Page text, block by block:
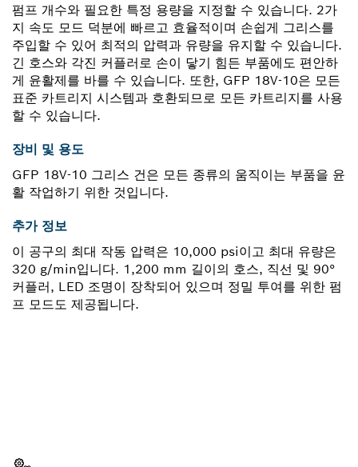
펌프 개수와 필요한 특정 용량을 지정할 수 있습니다. 2가
지 속도 모드 덕분에 빠르고 효율적이며 손쉽게 그리스를
주입할 수 있어 최적의 압력과 유량을 유지할 수 있습니다.
긴 호스와 각진 커플러로 손이 닿기 힘든 부품에도 편안하
게 윤활제를 바를 수 있습니다. 또한, GFP 18V-10은 모든
표준 카트리지 시스템과 호환되므로 모든 카트리지를 사용
할 수 있습니다.
장비 및 용도
GFP 18V-10 그리스 건은 모든 종류의 움직이는 부품을 윤
활 작업하기 위한 것입니다.
추가 정보
이 공구의 최대 작동 압력은 10,000 psi이고 최대 유량은
320 g/min입니다. 1,200 mm 길이의 호스, 직선 및 90°
커플러, LED 조명이 장착되어 있으며 정밀 투여를 위한 펌
프 모드도 제공됩니다.